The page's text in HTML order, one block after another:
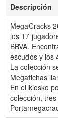
Descripción
MegaCracks
los 17
BBVA.
escudos y los
La colección
Megafichas
En el kiosko
colección,